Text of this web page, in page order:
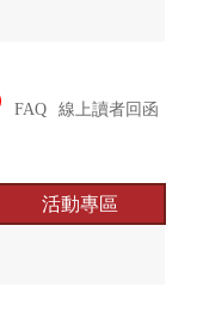
FAQ 線上讀者回函
活動專區